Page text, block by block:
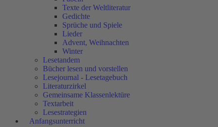
Texte der Weltliteratur
Gedichte
Sprüche und Spiele
Lieder
Advent, Weihnachten
Winter
Lesetandem
Bücher lesen und vorstellen
Lesejournal - Lesetagebuch
Literaturzirkel
Gemeinsame Klassenlektüre
Textarbeit
Lesestrategien
Anfangsunterricht